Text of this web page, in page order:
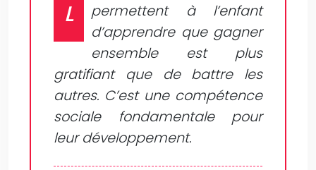
L
permettent à l’enfant
d’apprendre que gagner
ensemble est plus
gratifiant que de battre les
autres. C’est une compétence
sociale fondamentale pour
leur développement.